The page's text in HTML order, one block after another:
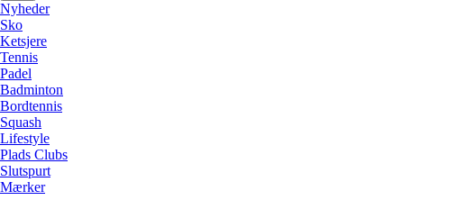
Nyheder
Sko
Ketsjere
Tennis
Padel
Badminton
Bordtennis
Squash
Lifestyle
Plads Clubs
Slutspurt
Mærker